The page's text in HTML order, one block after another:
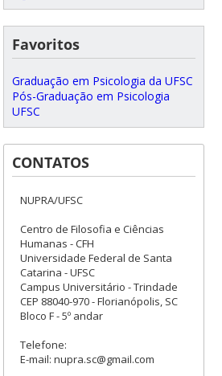
Favoritos
Graduação em Psicologia da UFSC
Pós-Graduação em Psicologia
UFSC
CONTATOS
NUPRA/UFSC
Centro de Filosofia e Ciências
Humanas - CFH
Universidade Federal de Santa
Catarina - UFSC
Campus Universitário - Trindade
CEP 88040-970 - Florianópolis, SC
Bloco F - 5º andar
Telefone:
E-mail: nupra.sc@gmail.com